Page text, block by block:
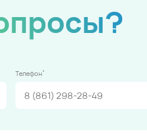
Телефон*